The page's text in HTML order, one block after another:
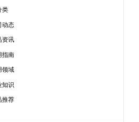
类
动态
资讯
指南
领域
知识
推荐